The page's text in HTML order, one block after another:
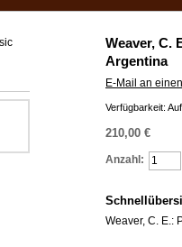
Weaver, C.
Argentina
E-Mail an
Verfügbarkeit:
210,00 €
Anzahl:
Weaver, C. E.: